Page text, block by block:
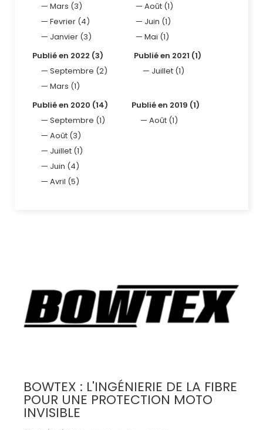
Mars (3)
Fevrier (4)
Janvier (3)
Août (1)
Juin (1)
Mai (1)
Publié en 2022 (3)
Septembre (2)
Mars (1)
Publié en 2021 (1)
Juillet (1)
Publié en 2020 (14)
Septembre (1)
Août (3)
Juillet (1)
Juin (4)
Avril (5)
Publié en 2019 (1)
Août (1)
BOWTEX : L'INGÉNIERIE DE LA FIBRE
POUR UNE PROTECTION MOTO
INVISIBLE